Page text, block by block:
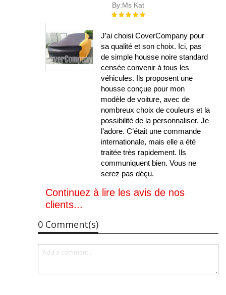
By:Ms Kat
Évaluation :
J’ai choisi CoverCompany pour
sa qualité et son choix. Ici, pas
de simple housse noire standard
censée convenir à tous les
véhicules. Ils proposent une
housse conçue pour mon
modèle de voiture, avec de
nombreux choix de couleurs et la
possibilité de la personnaliser. Je
l’adore. C’était une commande
internationale, mais elle a été
traitée très rapidement. Ils
communiquent bien. Vous ne
serez pas déçu.
Continuez à lire les avis de nos
clients...
0 Comment(s)